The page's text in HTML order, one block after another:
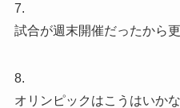
7.
試合が週末開催だったから
8.
オリンピックはこうはいか